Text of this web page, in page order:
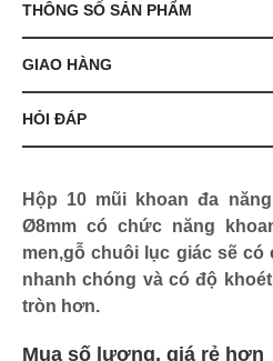
THÔNG SỐ SẢN PHẨM
GIAO HÀNG
HỎI ĐÁP
Hộp 10 mũi khoan đa
Ø8mm có chức năng
men,gỗ chuôi lục giác sẽ
nhanh chóng và có độ
tròn hơn.
Mua số lượng, giá rẻ hơn